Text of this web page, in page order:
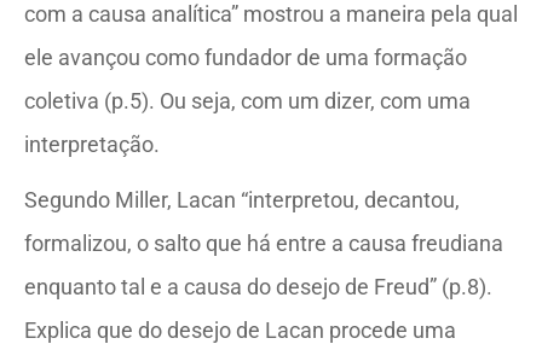
com a causa analítica” mostrou a maneira pela qual
ele avançou como fundador de uma formação
coletiva (p.5). Ou seja, com um dizer, com uma
interpretação.
Segundo Miller, Lacan “interpretou, decantou,
formalizou, o salto que há entre a causa freudiana
enquanto tal e a causa do desejo de Freud” (p.8).
Explica que do desejo de Lacan procede uma